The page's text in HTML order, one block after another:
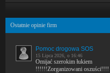
Ostatnie opinie firm
Pomoc drogowa SOS
15 Lipca 2026, o 16:46
Omijać szerokim łukiem
!!!!!!Zorganizowani oszuści!!!!